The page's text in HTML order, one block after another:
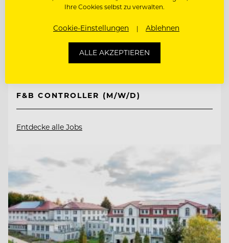
TOP ARBEITGEBER
Schlosshotel Kitzbühel
6370 Kitzbühel, Österreich
F&B CONTROLLER (M/W/D)
Entdecke alle Jobs
Ihre Cookies selbst zu verwalten.
Cookie-Einstellungen Ablehnen
ALLE AKZEPTIEREN